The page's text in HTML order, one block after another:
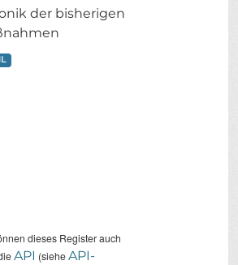
der bisherigen
dieses Register auch
API (sieheAPI-